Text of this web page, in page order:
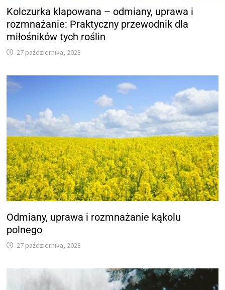
Kolczurka klapowana – odmiany, uprawa i
rozmnażanie: Praktyczny przewodnik dla
miłośników tych roślin
27 października, 2023
Odmiany, uprawa i rozmnażanie kąkolu
polnego
27 października, 2023